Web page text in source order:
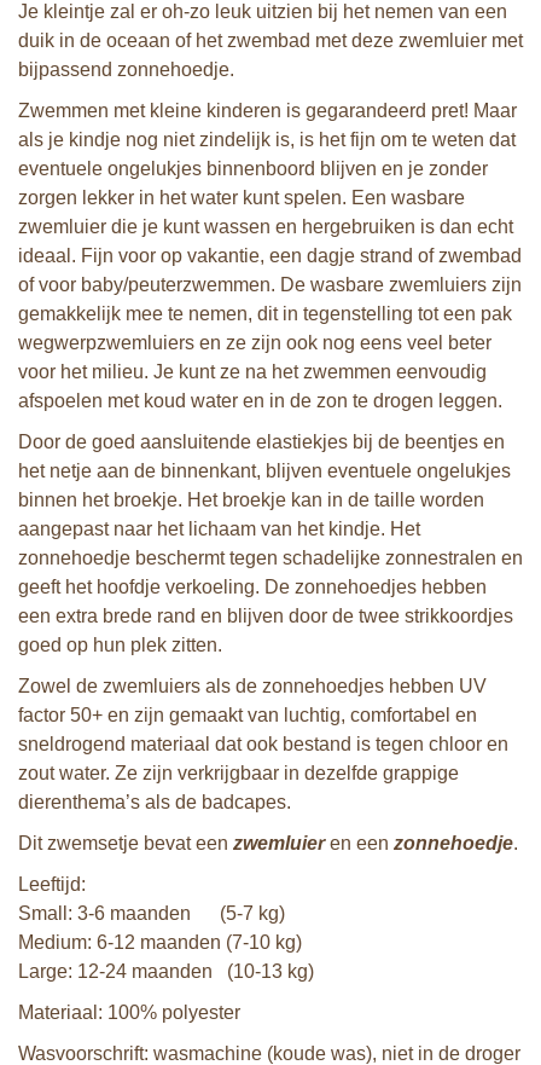
Je kleintje zal er oh-zo leuk uitzien bij het nemen van een
duik in de oceaan of het zwembad met deze zwemluier met
bijpassend zonnehoedje.
Zwemmen met kleine kinderen is gegarandeerd pret! Maar
als je kindje nog niet zindelijk is, is het fijn om te weten dat
eventuele ongelukjes binnenboord blijven en je zonder
zorgen lekker in het water kunt spelen. Een wasbare
zwemluier die je kunt wassen en hergebruiken is dan echt
ideaal. Fijn voor op vakantie, een dagje strand of zwembad
of voor baby/peuterzwemmen. De wasbare zwemluiers zijn
gemakkelijk mee te nemen, dit in tegenstelling tot een pak
wegwerpzwemluiers en ze zijn ook nog eens veel beter
voor het milieu. Je kunt ze na het zwemmen eenvoudig
afspoelen met koud water en in de zon te drogen leggen.
Door de goed aansluitende elastiekjes bij de beentjes en
het netje aan de binnenkant, blijven eventuele ongelukjes
binnen het broekje. Het broekje kan in de taille worden
aangepast naar het lichaam van het kindje. Het
zonnehoedje beschermt tegen schadelijke zonnestralen en
geeft het hoofdje verkoeling. De zonnehoedjes hebben
een extra brede rand en blijven door de twee strikkoordjes
goed op hun plek zitten.
Zowel de zwemluiers als de zonnehoedjes hebben UV
factor 50+ en zijn gemaakt van luchtig, comfortabel en
sneldrogend materiaal dat ook bestand is tegen chloor en
zout water. Ze zijn verkrijgbaar in dezelfde grappige
dierenthema’s als de badcapes.
Dit zwemsetje bevat een zwemluieren een zonnehoedje.
Leeftijd:
Small: 3-6 maanden (5-7 kg)
Medium: 6-12 maanden (7-10 kg)
Large: 12-24 maanden (10-13 kg)
Materiaal: 100% polyester
Wasvoorschrift: wasmachine (koude was), niet in de droger